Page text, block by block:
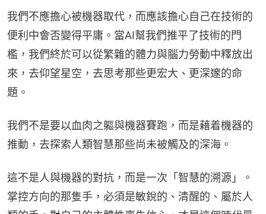
我們不應擔心被機器取代，而應該擔心自己在技術的
便利中會否變得平庸。當AI幫我們推平了技術的門
檻，我們終於可以從繁雜的體力與腦力勞動中釋放出
來，去仰望星空，去思考那些更宏大、更深邃的命
題。
我們不是要以血肉之軀與機器賽跑，而是藉着機器的
推動，去探索人類智慧那些尚未被觸及的深海。
這不是人與機器的對抗，而是一次「智慧的溯源」。
掌控方向的那隻手，必須是敏銳的、清醒的、屬於人